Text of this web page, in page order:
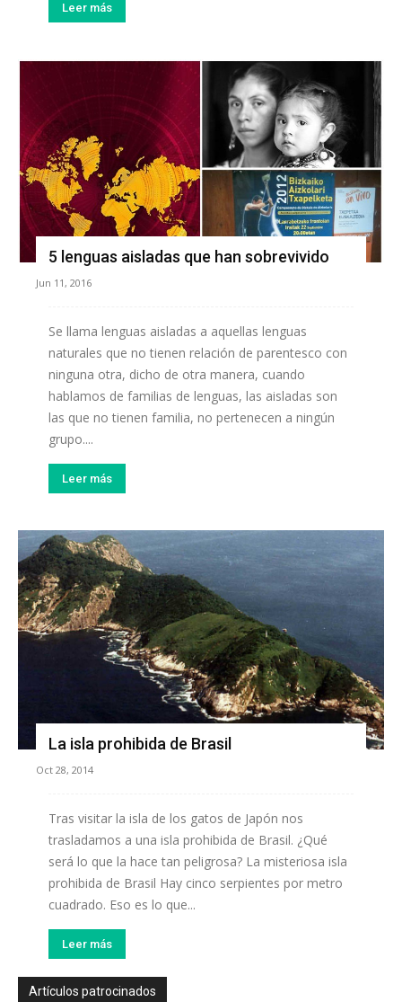
Leer más
5 lenguas aisladas que han sobrevivido
Jun 11, 2016
Se llama lenguas aisladas a aquellas lenguas
naturales que no tienen relación de parentesco con
ninguna otra, dicho de otra manera, cuando
hablamos de familias de lenguas, las aisladas son
las que no tienen familia, no pertenecen a ningún
grupo....
Leer más
La isla prohibida de Brasil
Oct 28, 2014
Tras visitar la isla de los gatos de Japón nos
trasladamos a una isla prohibida de Brasil. ¿Qué
será lo que la hace tan peligrosa? La misteriosa isla
prohibida de Brasil Hay cinco serpientes por metro
cuadrado. Eso es lo que...
Leer más
Artículos patrocinados